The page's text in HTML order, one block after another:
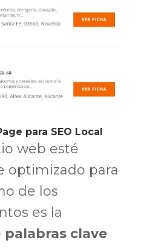
para SEO Local
web esté
optimizado para
de los
es la
palabras clave